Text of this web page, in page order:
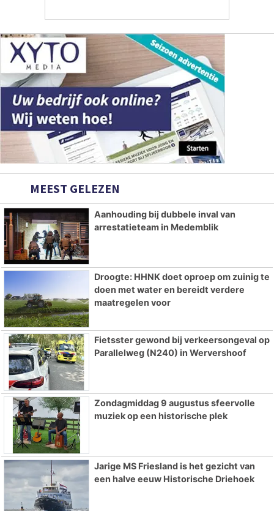
MEEST GELEZEN
Aanhouding bij dubbele inval van
arrestatieteam in Medemblik
Droogte: HHNK doet oproep om zuinig te
doen met water en bereidt verdere
maatregelen voor
Fietsster gewond bij verkeersongeval op
Parallelweg (N240) in Wervershoof
Zondagmiddag 9 augustus sfeervolle
muziek op een historische plek
Jarige MS Friesland is het gezicht van
een halve eeuw Historische Driehoek